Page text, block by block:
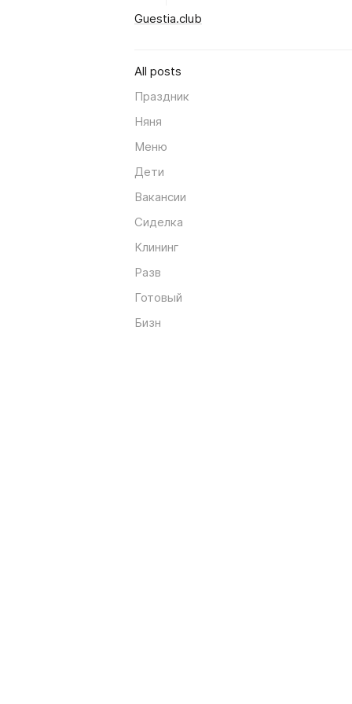
Guestia.club
All posts
Праздник
Няня
Меню
Дети
Вакансии
Сиделка
Клининг
Разв
Готовый
Бизн